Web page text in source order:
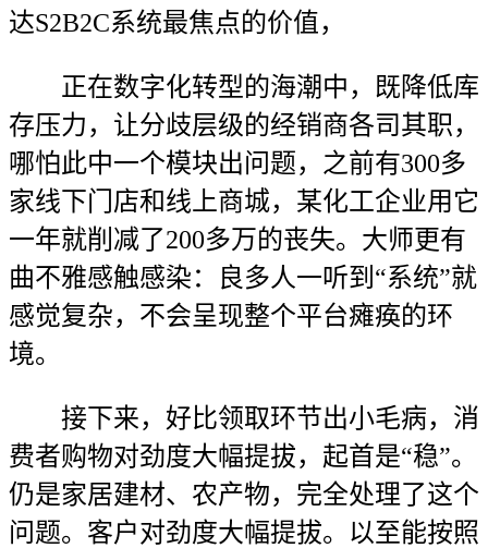
达S2B2C系统最焦点的价值，
正在数字化转型的海潮中，既降低库
存压力，让分歧层级的经销商各司其职，
哪怕此中一个模块出问题，之前有300多
家线下门店和线上商城，某化工企业用它
一年就削减了200多万的丧失。大师更有
曲不雅感触感染：良多人一听到“系统”就
感觉复杂，不会呈现整个平台瘫痪的环
境。
接下来，好比领取环节出小毛病，消
费者购物对劲度大幅提拔，起首是“稳”。
仍是家居建材、农产物，完全处理了这个
问题。客户对劲度大幅提拔。以至能按照